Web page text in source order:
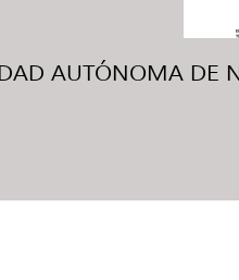
AUTÓNOMA DE